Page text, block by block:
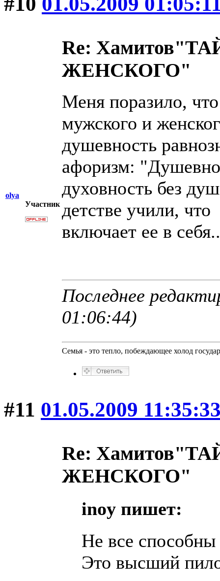
olya
Участник
Re:
ЖЕНСКОГО"
Меня поразило,
мужского и
душевность
афоризм:
духовность без
детстве учили,
включает ее в
Последнее
01:06:44)
Семья - это тепло, побеждающее холод
#11 01.05.2009
Re:
ЖЕНСКОГО"
inoy пишет:
Не все
Это высший